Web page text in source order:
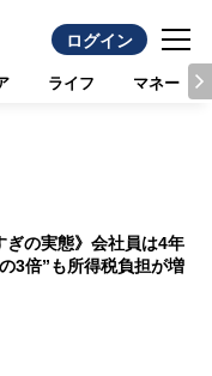
ログイン
ライフ マネー
ぎの実態》会社員は4年
3倍”も所得税負担が増